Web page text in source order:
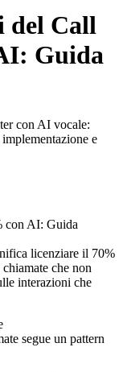
del Call
Guida
con AI vocale:
e
con AI: Guida
licenziare il 70%
che non
interazioni che
segue un pattern